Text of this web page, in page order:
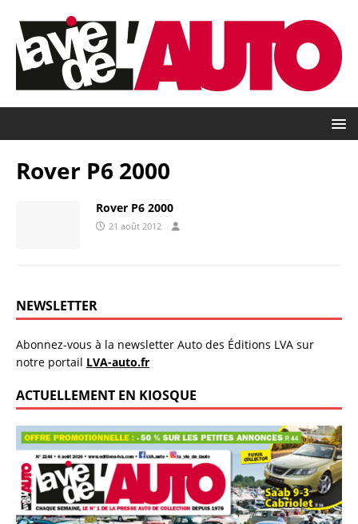
Rover P6 2000
Rover P6 2000
21 août 2012
NEWSLETTER
Abonnez-vous à la newsletter Auto des Éditions LVA sur
notre portail LVA-auto.fr
ACTUELLEMENT EN KIOSQUE